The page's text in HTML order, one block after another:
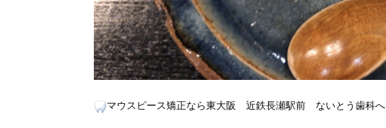
マウスピース矯正なら東大阪 近鉄長瀬駅前 ないとう歯科へ